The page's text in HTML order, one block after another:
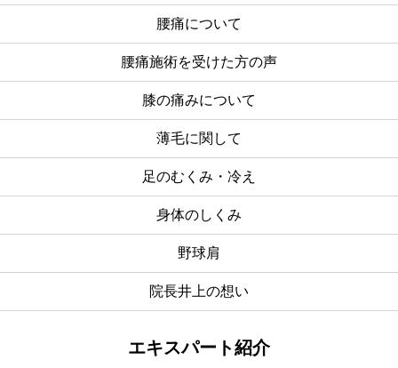
腰痛について
腰痛施術を受けた方の声
膝の痛みについて
薄毛に関して
足のむくみ・冷え
身体のしくみ
野球肩
院長井上の想い
エキスパート紹介